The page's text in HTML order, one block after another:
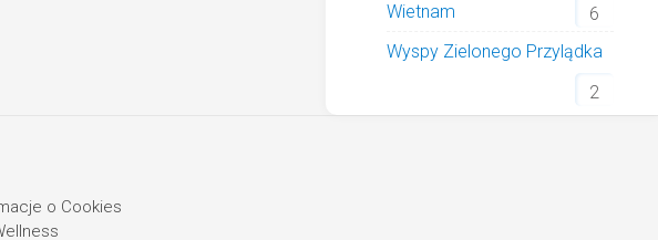
Wietnam
6
Wyspy Zielonego Przylądka
2
o Cookies